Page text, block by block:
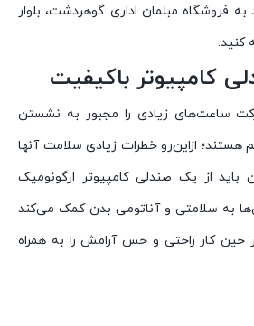
به فروشگاه مبلمان اداری گوهردشت، بلوار
کنید.
کامپیوتر باکیفیت
ساعت‌های زیادی را مجبور به نشستن
ازاین‌رو خطرات زیادی سلامت آنها
باید از یک صندلی کامپیوتر ارگونومیک
به‌ سلامتی و آناتومی بدن کمک می‌کند
حین کار راحتی و حس آرامش را به همراه